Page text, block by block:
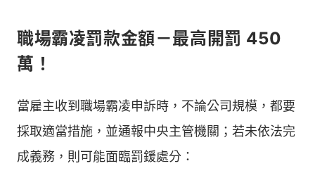
職場霸凌罰款金額－最高開罰 450
萬！
當雇主收到職場霸凌申訴時，不論公司規模，都要
採取適當措施，並通報中央主管機關；若未依法完
成義務，則可能面臨罰鍰處分：